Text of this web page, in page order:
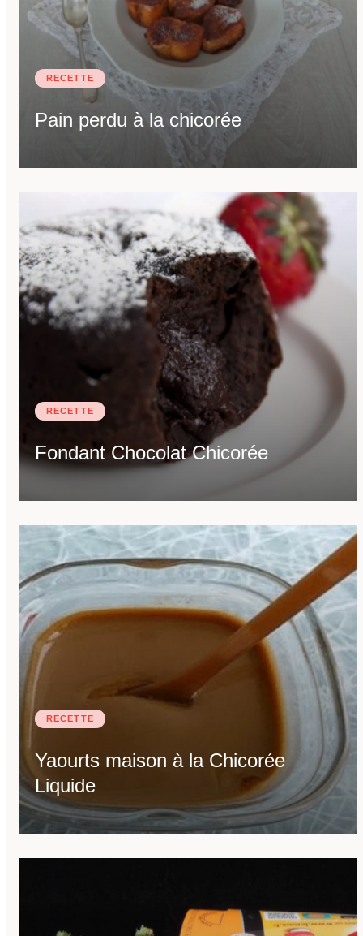
RECETTE
Pain perdu à la chicorée
RECETTE
Fondant Chocolat Chicorée
RECETTE
Yaourts maison à la Chicorée
Liquide